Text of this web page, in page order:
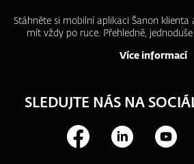
Stáhněte si mobilní aplikaci Šanon
mít vždy po ruce. Přehledně,
Více informací
SLEDUJTE NÁS NA